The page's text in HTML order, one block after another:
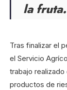
la fruta.
Tras finalizar el
el Servicio
trabajo
productos de